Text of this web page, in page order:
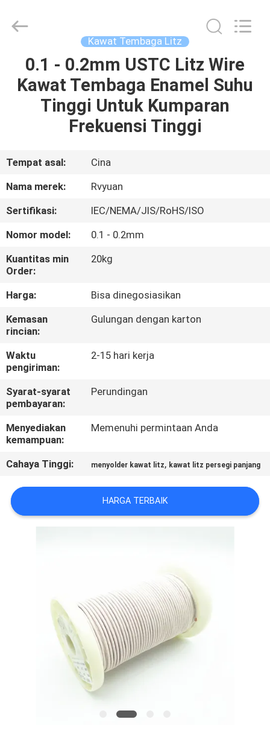
RUMAH
PRODUK
TENTANG
WISATA
PABRIK
KONTROL
KUALITAS
HUBUNGI
KAMI
BERITA
REQUEST
SUATU
Material
Co,.Ltd.
Kawat Tembaga Litz
0.1 - 0.2mm USTC Litz Wire
Kawat Tembaga Enamel Suhu
Tinggi Untuk Kumparan
Frekuensi Tinggi
Tempat asal:
Cina
Nama merek:
Rvyuan
Sertifikasi:
IEC/NEMA/JIS/RoHS/ISO
Nomor model:
0.1 - 0.2mm
Kuantitas min
Order:
20kg
Harga:
Bisa dinegosiasikan
Kemasan
rincian:
Gulungan dengan karton
Waktu
pengiriman:
2-15 hari kerja
Syarat-syarat
pembayaran:
Perundingan
Menyediakan
kemampuan:
Memenuhi permintaan Anda
Cahaya Tinggi: menyolder kawat litz, kawat litz persegi panjang
HARGA TERBAIK